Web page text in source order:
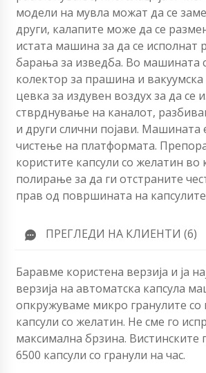
модели на мувла можат да се
други, калапите може да се
истата машина за да се исполнат
барања за изведба. Во машината
колектор за прашина и
цевка за издувен воздух за да се
стврднување на каналот,
и други слични појави. Машината
чистење на платформата.
користите капсули со желатин во
полирање за да ги отстраните
прав од површината на
ПРЕГЛЕДИ НА КЛИЕНТИ (6)
Баравме користена верзија и ја
верзија на автоматска капсула
опкружуваме микро гранулите со
капсули со желатин. Не сме го
максимална брзина. Вистинските
6500 капсули со гранули на час.